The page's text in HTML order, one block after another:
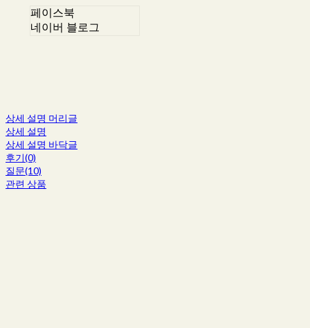
페이스북
네이버 블로그
상세 설명 머리글
상세 설명
상세 설명 바닥글
후기(0)
질문(10)
관련 상품